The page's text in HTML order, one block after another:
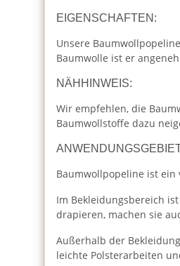
EIGENSCHAFTEN:
Unsere
Baumwolle ist er
NÄHHINWEIS:
Wir empfehlen, die
Baumwollstoffe dazu
Baumwollpopeline ist ein
Im Bekleidungsbereich
drapieren, machen sie
Außerhalb der
leichte Polsterarbeiten